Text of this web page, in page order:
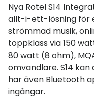
Nya Rotel S14
allt-i-ett-lösning för
strömmad musik,
toppklass via 150
80 watt (8 ohm),
omvandlare. S14
har även Bluetooth
ingångar.